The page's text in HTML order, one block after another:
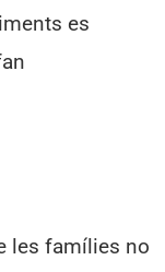
es
les famílies no